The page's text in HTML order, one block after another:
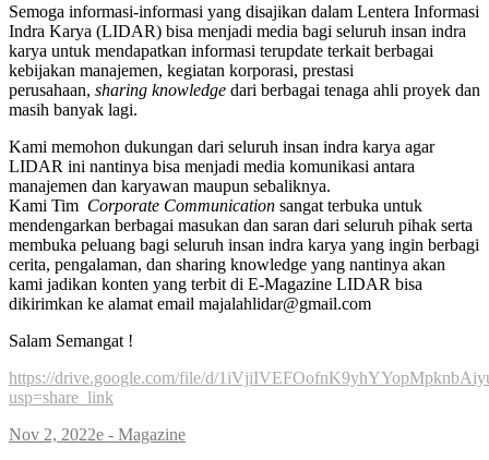
Semoga informasi-informasi yang disajikan dalam Lentera Informasi
Indra Karya (LIDAR) bisa menjadi media bagi seluruh insan indra
karya untuk mendapatkan informasi terupdate terkait berbagai
kebijakan manajemen, kegiatan korporasi, prestasi
perusahaan, sharing knowledge dari berbagai tenaga ahli proyek dan
masih banyak lagi.
Kami memohon dukungan dari seluruh insan indra karya agar
LIDAR ini nantinya bisa menjadi media komunikasi antara
manajemen dan karyawan maupun sebaliknya.
Kami Tim Corporate Communication sangat terbuka untuk
mendengarkan berbagai masukan dan saran dari seluruh pihak serta
membuka peluang bagi seluruh insan indra karya yang ingin berbagi
cerita, pengalaman, dan sharing knowledge yang nantinya akan
kami jadikan konten yang terbit di E-Magazine LIDAR bisa
dikirimkan ke alamat email majalahlidar@gmail.com
Salam Semangat !
https://drive.google.com/file/d/
usp=share_link
Nov 2, 2022e - Magazine